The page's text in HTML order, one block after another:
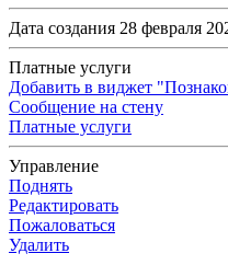
Дата создания 28 февраля
Платные услуги
Добавить в виджет
Сообщение на стену
Платные услуги
Управление
Поднять
Редактировать
Пожаловаться
Удалить